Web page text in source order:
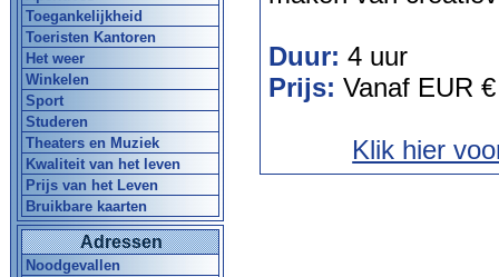
Toegankelijkheid
Toeristen Kantoren
Het weer
Winkelen
Sport
Studeren
Theaters en Muziek
Kwaliteit van het leven
Prijs van het Leven
Bruikbare kaarten
Adressen
Noodgevallen
Duur: 4 uur
Prijs: Vanaf EUR
Klik hier